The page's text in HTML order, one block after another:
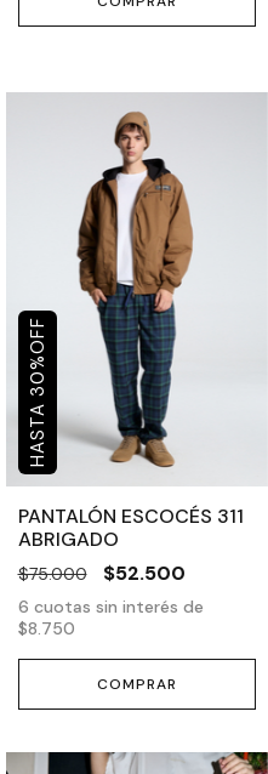
30
%
OFF
PANTALÓN ESCOCÉS 311
ABRIGADO
$75.000 $52.500
6 cuotas sin interés de
$8.750
COMPRAR